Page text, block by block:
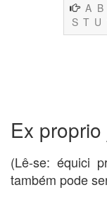
A B
S T U
Ex
(Lê-se: équici
também pode